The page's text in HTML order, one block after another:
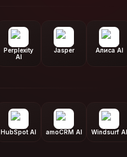
Perplexity
AI
Jasper Алиса AI
HubSpot AI amoCRM AI Windsurf AI